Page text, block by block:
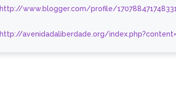
http://www.blogger.com/profile/
http://avenidadaliberdade.org/